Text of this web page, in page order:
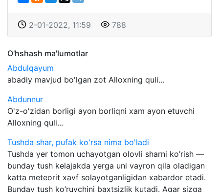
2-01-2022, 11:59 788
O'hshash ma'lumotlar
Abdulqayum
abadiy mavjud bo'lgan zot Alloxning quli...
Abdunnur
O'z-o'zidan borligi ayon borliqni xam ayon etuvchi
Alloxning quli...
Tushda shar, pufak ko'rsa nima bo'ladi
Tushda yer tomon uchayotgan olovli sharni ko’rish —
bunday tush kelajakda yerga uni vayron qila oladigan
katta meteorit xavf solayotganligidan xabardor etadi.
Bunday tush ko’ruvchini baxtsizlik kutadi. Agar sizga